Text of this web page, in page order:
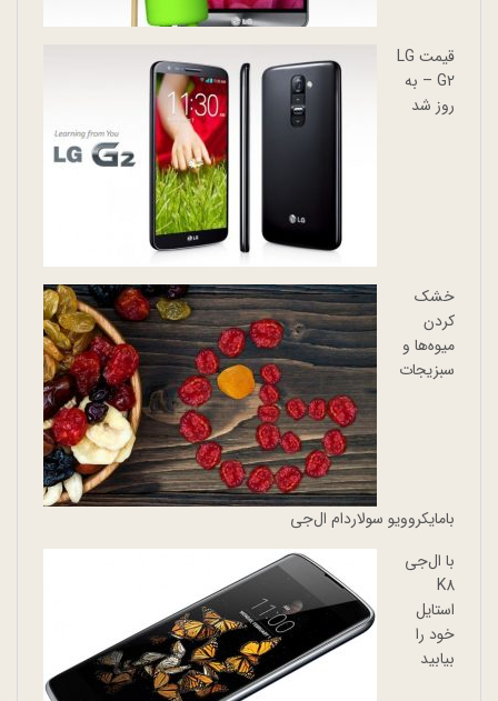
قیمت LG
G2 – به
روز شد
خشک
کردن
میوه‌ها و
سبزیجات
بامایکروویو سولاردام ال‌جی
با ال‌جی
K8
استایل
خود را
بیابید